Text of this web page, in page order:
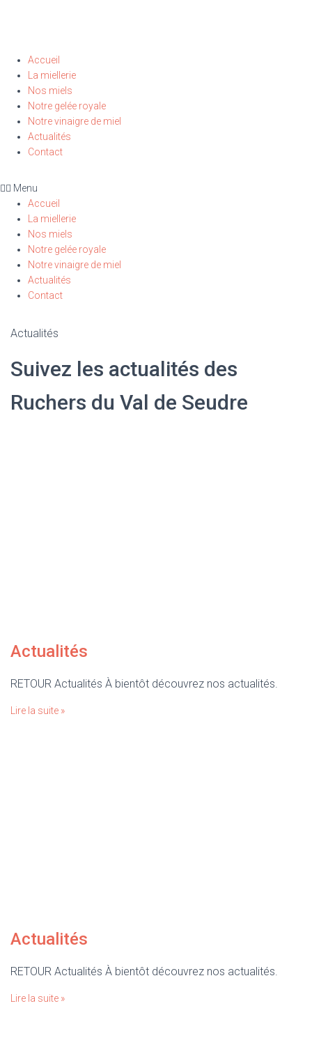
Accueil
La miellerie
Nos miels
Notre gelée royale
Notre vinaigre de miel
Actualités
Contact
Menu
Accueil
La miellerie
Nos miels
Notre gelée royale
Notre vinaigre de miel
Actualités
Contact
Actualités
Suivez les actualités des
Ruchers du Val de Seudre
Actualités
RETOUR Actualités À bientôt découvrez nos actualités.
Lire la suite »
Actualités
RETOUR Actualités À bientôt découvrez nos actualités.
Lire la suite »